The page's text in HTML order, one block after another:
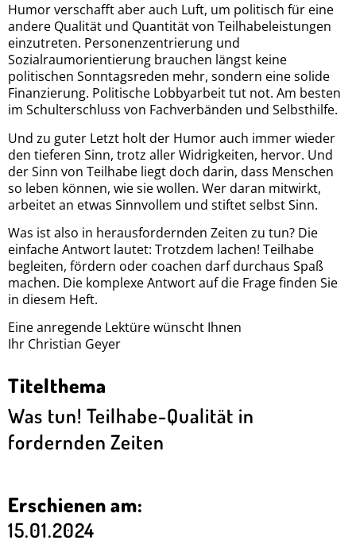
Humor verschafft aber auch Luft, um politisch für eine
andere Qualität und Quantität von Teilhabeleistungen
einzutreten. Personenzentrierung und
Sozialraumorientierung brauchen längst keine
politischen Sonntagsreden mehr, sondern eine solide
Finanzierung. Politische Lobbyarbeit tut not. Am besten
im Schulterschluss von Fachverbänden und Selbsthilfe.
Und zu guter Letzt holt der Humor auch immer wieder
den tieferen Sinn, trotz aller Widrigkeiten, hervor. Und
der Sinn von Teilhabe liegt doch darin, dass Menschen
so leben können, wie sie wollen. Wer daran mitwirkt,
arbeitet an etwas Sinnvollem und stiftet selbst Sinn.
Was ist also in herausfordernden Zeiten zu tun? Die
einfache Antwort lautet: Trotzdem lachen! Teilhabe
begleiten, fördern oder coachen darf durchaus Spaß
machen. Die komplexe Antwort auf die Frage finden Sie
in diesem Heft.
Eine anregende Lektüre wünscht Ihnen
Ihr Christian Geyer
Titelthema
Was tun! Teilhabe-Qualität in
fordernden Zeiten
Erschienen am:
15.01.2024